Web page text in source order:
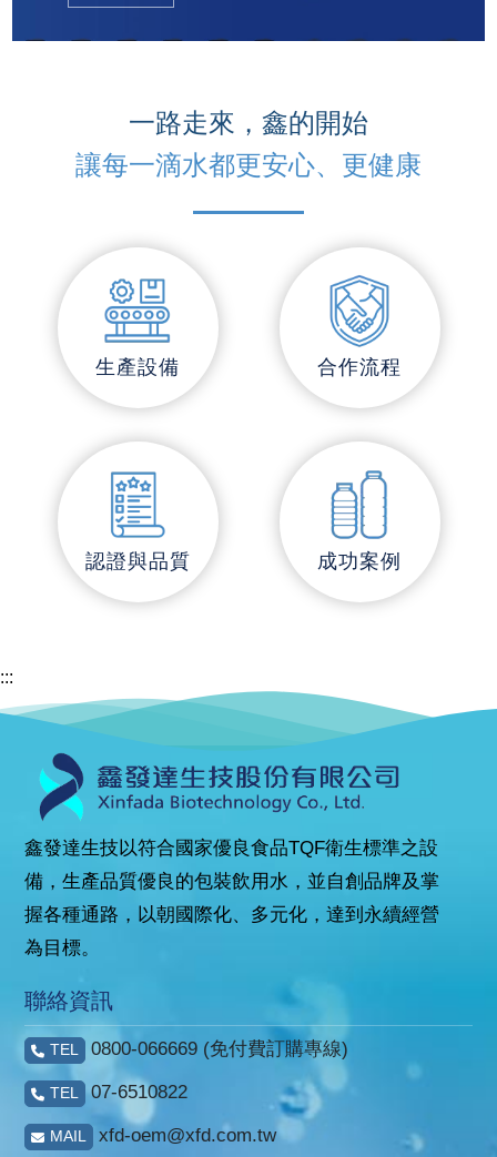
一路走來，鑫的開始
讓每一滴水都更安心、更健康
生產設備 合作流程
認證與品質 成功案例
:::
鑫發達生技以符合國家優良食品TQF衛生標準之設
備，生產品質優良的包裝飲用水，並自創品牌及掌
握各種通路，以朝國際化、多元化，達到永續經營
為目標。
聯絡資訊
TEL 0800-066669 (免付費訂購專線)
TEL 07-6510822
MAIL xfd-oem@xfd.com.tw